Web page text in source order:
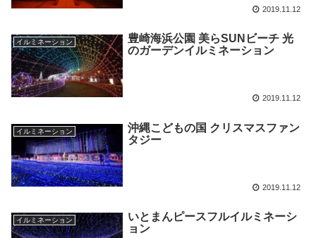
2019.11.12
イルミネーション
豊崎海浜公園 美らSUNビーチ 光
のガーデンイルミネーション
2019.11.12
イルミネーション
沖縄こどもの国 クリスマスファン
タジー
2019.11.12
イルミネーション
いとまんピースフルイルミネーシ
ョン